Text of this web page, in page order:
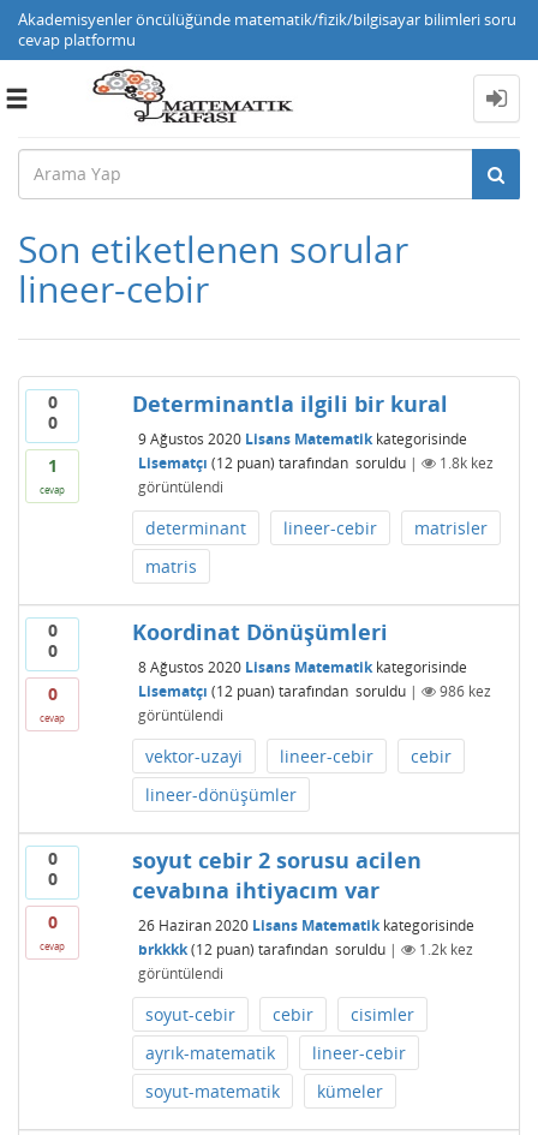
Akademisyenler öncülüğünde matematik/fizik/bilgisayar bilimleri soru
cevap platformu
Toggle
Son etiketlenen sorular
lineer-cebir
0
0
1
cevap
Determinantla ilgili bir kural
9 Ağustos 2020 Lisans Matematikkategorisinde
Lisematçı (12puan) tarafından soruldu | 1.8kkez
görüntülendi
determinant lineer-cebir
matrisler
matris
0
0
0
cevap
Koordinat Dönüşümleri
8 Ağustos 2020 Lisans Matematikkategorisinde
Lisematçı (12puan) tarafından soruldu | 986kez
görüntülendi
vektor-uzayi lineer-cebir
cebir
lineer-dönüşümler
0
0
0
cevap
soyut cebir 2 sorusu acilen
cevabına ihtiyacım var
26 Haziran 2020 Lisans Matematikkategorisinde
brkkkk (12puan) tarafından soruldu | 1.2kkez
görüntülendi
soyut-cebir cebir
cisimler
ayrık-matematik
lineer-cebir
soyut-matematik
kümeler